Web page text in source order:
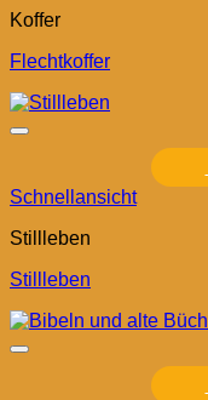
Koffer
Flechtkoffer
Schnellansicht
Stillleben
Stillleben